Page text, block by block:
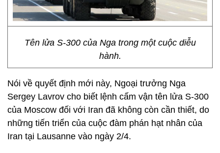
Tên lửa S-300 của Nga trong một cuộc diễu
hành.
Nói về quyết định mới này, Ngoại trưởng Nga
Sergey Lavrov cho biết lệnh cấm vận tên lửa S-300
của Moscow đối với Iran đã không còn cần thiết, do
những tiến triển của cuộc đàm phán hạt nhân của
Iran tại Lausanne vào ngày 2/4.